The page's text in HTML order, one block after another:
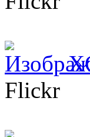
Flickr